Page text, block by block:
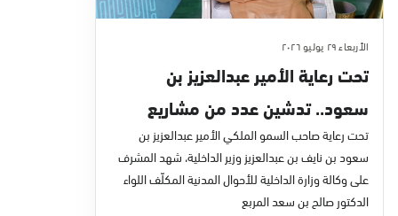
الأربعاء ٢٩ يوليو ٢٠٢٦
تحت رعاية الأمير عبدالعزيز بن
سعود.. تدشين عدد من مشاريع
التحول الرقمي والخدمات الإلكترونية
للأحوال المدنية
تحت رعاية صاحب السمو الملكي الأمير عبدالعزيز بن
سعود بن نايف بن عبدالعزيز وزير الداخلية، شهد المشرف
على وكالة وزارة الداخلية للأحوال المدنية المكلّف اللواء
الدكتور صالح بن سعد المربع